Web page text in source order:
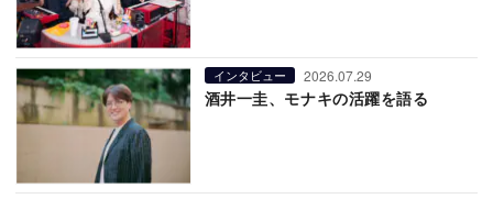
インタビュー 2026.07.29
酒井一圭、モナキの活躍を語る